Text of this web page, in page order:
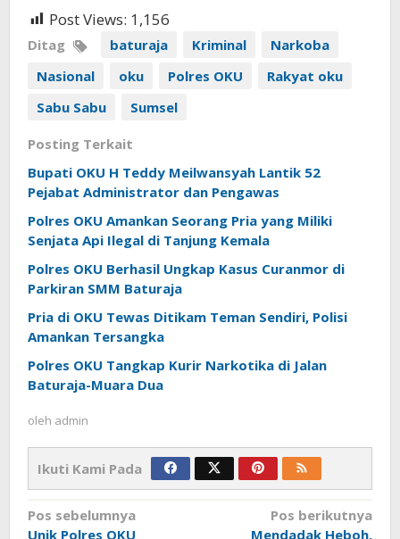
Post Views: 1,156
Ditag baturaja Kriminal
Narkoba
Nasional
oku Polres OKU
Rakyat oku
Sabu Sabu
Sumsel
Posting Terkait
Bupati OKU H Teddy Meilwansyah Lantik 52
Pejabat Administrator dan Pengawas
Polres OKU Amankan Seorang Pria yang Miliki
Senjata Api Ilegal di Tanjung Kemala
Polres OKU Berhasil Ungkap Kasus Curanmor di
Parkiran SMM Baturaja
Pria di OKU Tewas Ditikam Teman Sendiri, Polisi
Amankan Tersangka
Polres OKU Tangkap Kurir Narkotika di Jalan
Baturaja-Muara Dua
oleh admin
Ikuti Kami Pada
Navigasi
Pos sebelumnya
Unik Polres OKU
Pos berikutnya
Mendadak Heboh,